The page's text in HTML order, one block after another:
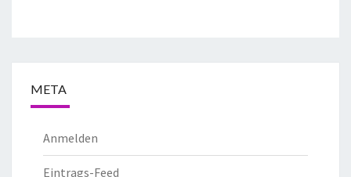
META
Anmelden
Eintrags-Feed